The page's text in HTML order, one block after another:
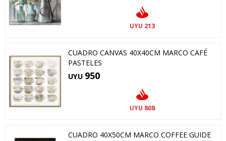
UYU 213
CUADRO CANVAS 40X40CM MARCO CAFÉ
PASTELES
UYU 950
UYU 808
CUADRO 40X50CM MARCO COFFEE GUIDE